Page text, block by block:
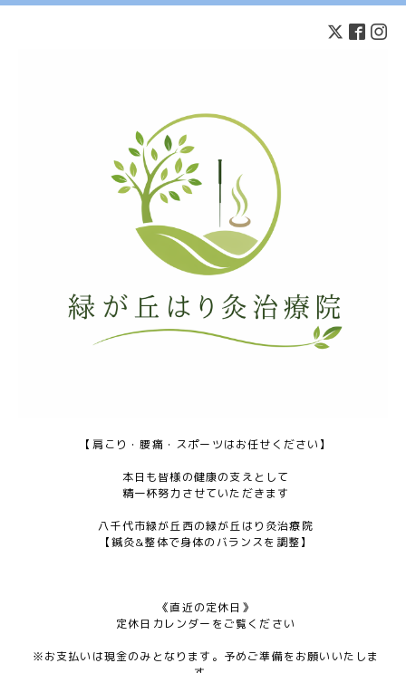
【肩こり・腰痛・スポーツはお任せください】
本日も皆様の健康の支えとして
精一杯努力させていただきます
八千代市緑が丘西の緑が丘はり灸治療院
【鍼灸&整体で身体のバランスを調整】
《直近の定休日》
定休日カレンダーをご覧ください
※お支払いは現金のみとなります。予めご準備をお願いいたしま